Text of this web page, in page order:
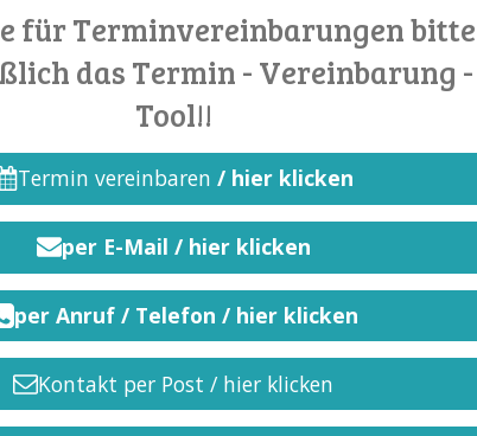
für Terminvereinbarungen bitte
das Termin - Vereinbarung -
Tool!!
Termin vereinbaren/ hier klicken
per E-Mail / hier klicken
per Anruf / Telefon / hier klicken
Kontakt per Post / hier klicken